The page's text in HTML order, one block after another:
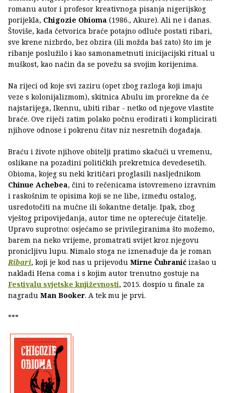
romanu autor i profesor kreativnoga pisanja nigerijskog
porijekla, Chigozie Obioma (1986., Akure). Ali ne i danas.
Štoviše, kada četvorica braće potajno odluče postati ribari,
sve krene nizbrdo, bez obzira (ili možda baš zato) što im je
ribanje poslužilo i kao samonametnuti inicijacijski ritual u
muškost, kao način da se povežu sa svojim korijenima.
Na rijeci od koje svi zaziru (opet zbog razloga koji imaju
veze s kolonijalizmom), skitnica Abulu im prorekne da će
najstarijega, Ikennu, ubiti ribar - netko od njegove vlastite
braće. Ove riječi zatim polako počnu erodirati i komplicirati
njihove odnose i pokrenu čitav niz nesretnih događaja.
Braću i živote njihove obitelji pratimo skačući u vremenu,
oslikane na pozadini političkih prekretnica devedesetih.
Obioma, kojeg su neki kritičari proglasili nasljednikom
Chinue Achebea, čini to rečenicama istovremeno izravnim
i raskošnim te opisima koji se ne libe, između ostalog,
usredotočiti na mučne ili šokantne detalje. Ipak, zbog
vještog pripovijedanja, autor time ne opterećuje čitatelje.
Upravo suprotno: osjećamo se privilegiranima što možemo,
barem na neko vrijeme, promatrati svijet kroz njegovu
pronicljivu lupu. Nimalo stoga ne iznenađuje da je roman
Ribari, koji je kod nas u prijevodu Mirne Čubranić izašao u
nakladi Hena coma i s kojim autor trenutno gostuje na
Festivalu svjetske književnosti, 2015. dospio u finale za
nagradu Man Booker. A tek mu je prvi.
***